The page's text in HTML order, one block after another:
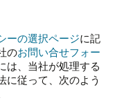
ーの選択ページに記
のお問い合せフォー
は、当社が処理する
に従って、次のよう